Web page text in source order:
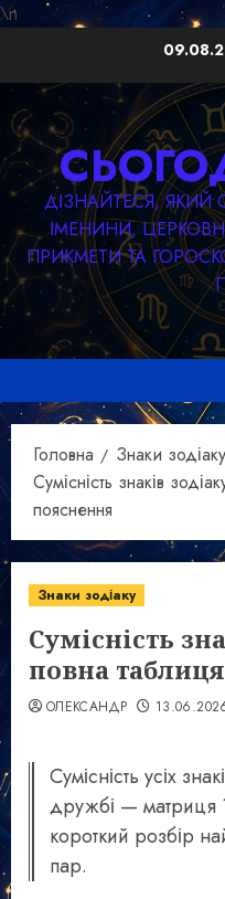
\n
вмісту
ДІЗНАЙТЕСЯ, ЯКИЙ
ІМЕНИНИ,
ПРИКМЕТИ ТА
Головна
Знаки зодіаку
Сумісність знаків
пояснення
Знаки зодіаку
Сумісність
повна
ОЛЕКСАНДР
Сумісність усіх
дружбі — матриця
короткий розбір
пар.